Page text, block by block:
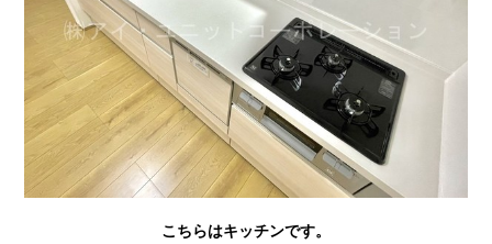
こちらはキッチンです。